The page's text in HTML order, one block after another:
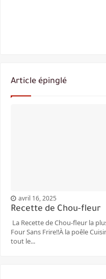
Article épinglé
avril 16, 2025
Recette de Chou-fleur
La Recette de Chou-fleur la
Four Sans Frire‼️À la poêle
tout le...